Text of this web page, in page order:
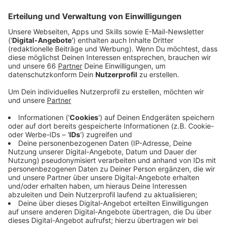
Sie sagte Antenne Düsseldorf, dass die
"Auseinandersetzungen am Rheinufer" jetzt ein
erwarte von Politik und Polizei diese "Spirale der
Beginn der Corona-Krise die Schlagzeilen bestimme,
werde der Altstadt nicht gerecht. Grundsätzlich sei
die Stimmung in und vor den Kneipen nämlich
eigentlich "wie früher", so Fiedler - und das trotz noch
bestehender Regeln:
Anzeige